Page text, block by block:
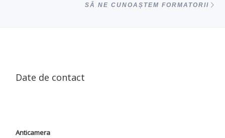
SĂ NE CUNOAȘTEM FORMATORII
Date de contact
Anticamera